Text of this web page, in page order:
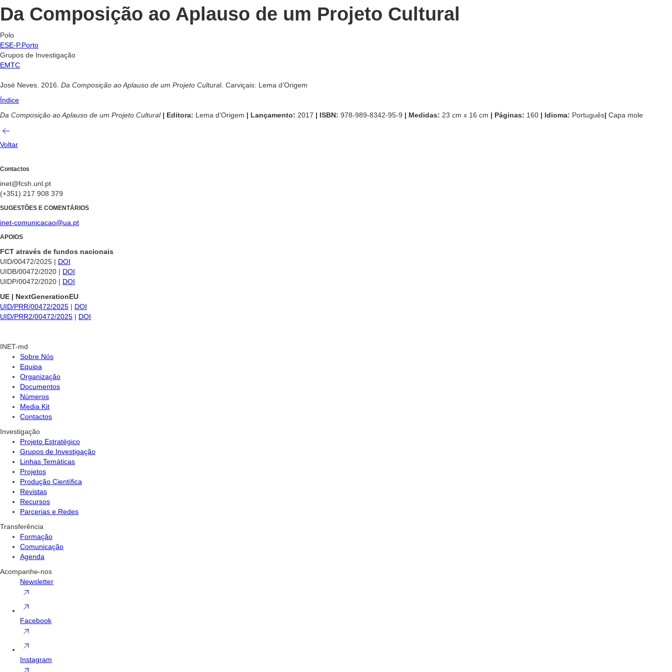
Da Composição ao Aplauso de um Projeto Cultural
Polo
ESE-P.Porto
Grupos de Investigação
EMTC
José Neves. 2016. Da Composição ao Aplauso de um Projeto Cultural . Carviçais: Lema d’Origem
Índice
Da Composição ao Aplauso de um Projeto Cultural| Editora: Lema d’Origem | Lançamento: 2017 | ISBN: 978-989-8342-95-9 | Medidas: 23 cm x 16 cm | Páginas: 160 | Idioma: Português| Capa mole
Voltar
Contactos
inet@fcsh.unl.pt
(+351) 217 908 379
SUGESTÕES E COMENTÁRIOS
inet-comunicacao@ua.pt
APOIOS
FCT através de fundos nacionais
UID/00472/2025 | DOI
UIDB/00472/2020 | DOI
UIDP/00472/2020 | DOI
UE | NextGenerationEU
UID/PRR/00472/2025 | DOI
UID/PRR2/00472/2025 | DOI
INET-md
Sobre Nós
Equipa
Organização
Documentos
Números
Media Kit
Contactos
Investigação
Projeto Estratégico
Grupos de Investigação
Linhas Temáticas
Projetos
Produção Científica
Revistas
Recursos
Parcerias e Redes
Transferência
Formação
Comunicação
Agenda
Acompanhe-nos
Newsletter
Facebook
Instagram